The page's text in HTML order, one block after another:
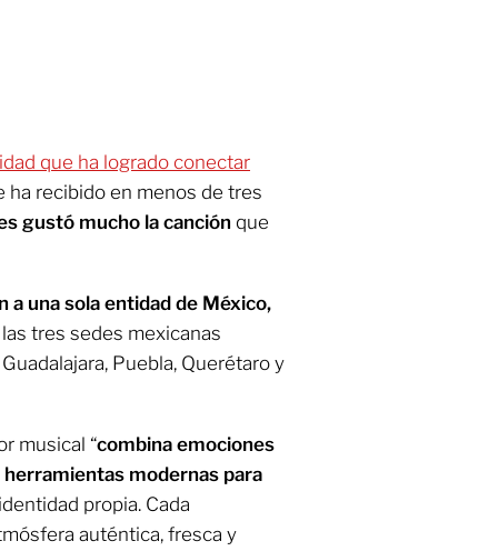
que ha logrado conectar
ha recibido en menos de tres
gustó mucho la canción que
a una sola entidad de México,
tres sedes mexicanas
Puebla, Querétaro y
musical “combina emociones
modernas para
propia. Cada
auténtica, fresca y